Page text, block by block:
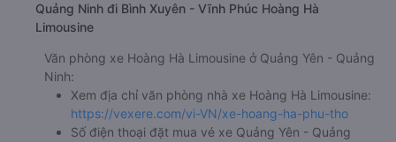
Quảng Ninh đi Bình Xuyên - Vĩnh Phúc Hoàng Hà
Limousine
Văn phòng xe Hoàng Hà Limousine ở Quảng Yên - Quảng
Ninh:
Xem địa chỉ văn phòng nhà xe Hoàng Hà Limousine:
https://vexere.com/vi-VN/xe-hoang-ha-phu-tho
Số điện thoại đặt mua vé xe Quảng Yên - Quảng